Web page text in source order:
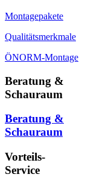
Montagepakete
Qualitätsmerkmale
ÖNORM-Montage
Beratung &
Schauraum
Beratung &
Schauraum
Vorteils-
Service